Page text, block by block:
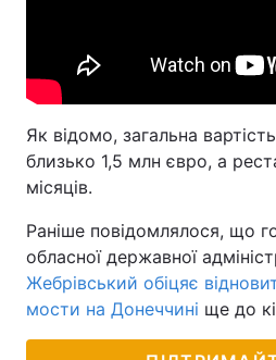
Як відомо, загальна
близько 1,5 млн євро, а
місяців.
Раніше повідомлялося, що
обласної державної
Жебрівський обіцяє
мости на Донеччині ще до